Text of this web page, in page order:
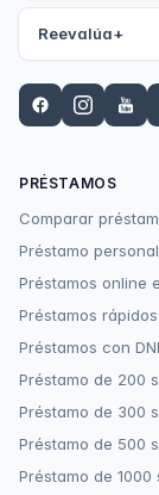
Reevalúa+
PRÉSTAMOS
Comparar
Préstamo personal
Préstamos online
Préstamos rápidos
Préstamos con DNI
Préstamo de 200
Préstamo de 300
Préstamo de 500
Préstamo de 1000